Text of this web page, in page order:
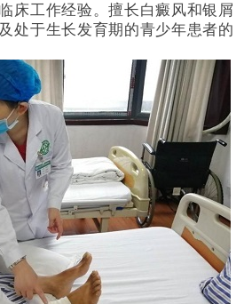
床工作经验。擅长白癜风和银屑
处于生长发育期的青少年患者的